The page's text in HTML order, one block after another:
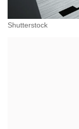
Shutterstock